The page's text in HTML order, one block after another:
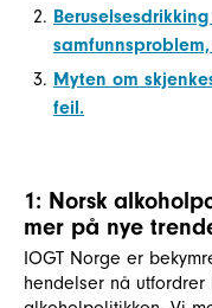
Myten om
feil.
1: Norsk
mer på nye
IOGT Norge er
hendelser nå